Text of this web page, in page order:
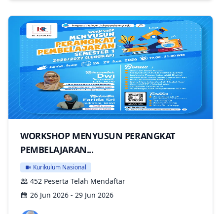
WORKSHOP MENYUSUN PERANGKAT
PEMBELAJARAN...
Kurikulum Nasional
452 Peserta Telah Mendaftar
26 Jun 2026 - 29 Jun 2026